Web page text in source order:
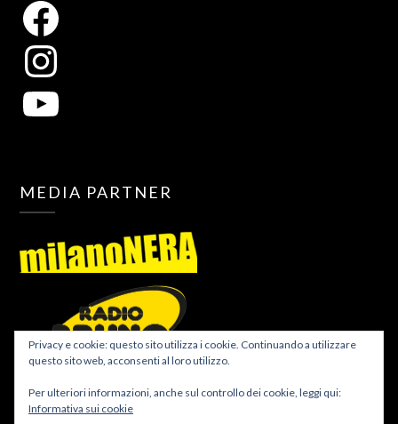
MEDIA PARTNER
Privacy e cookie: questo sito utilizza i cookie. Continuando a utilizzare
questo sito web, acconsenti al loro utilizzo.
Per ulteriori informazioni, anche sul controllo dei cookie, leggi qui:
Informativa sui cookie